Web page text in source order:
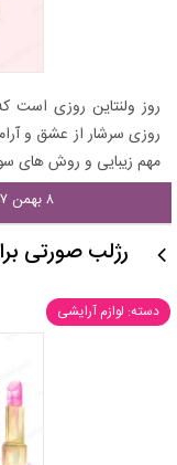
روز ولنتاین روزی است
روزی سرشار از عشق و
مهم زیبایی و روش های
۸ بهمن ۱۳۹۷ - ۱۱:۵۳
رژلب صورتی
دسته: لوازم آرایشی